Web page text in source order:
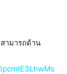
ามารถด้าน